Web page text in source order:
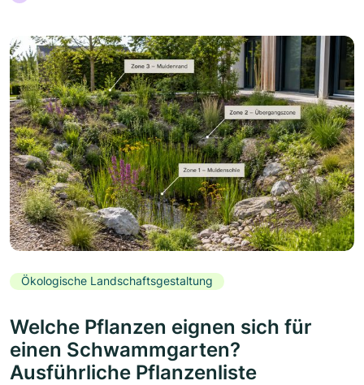
Ökologische Landschaftsgestaltung
Welche Pflanzen eignen sich für
einen Schwammgarten?
Ausführliche Pflanzenliste